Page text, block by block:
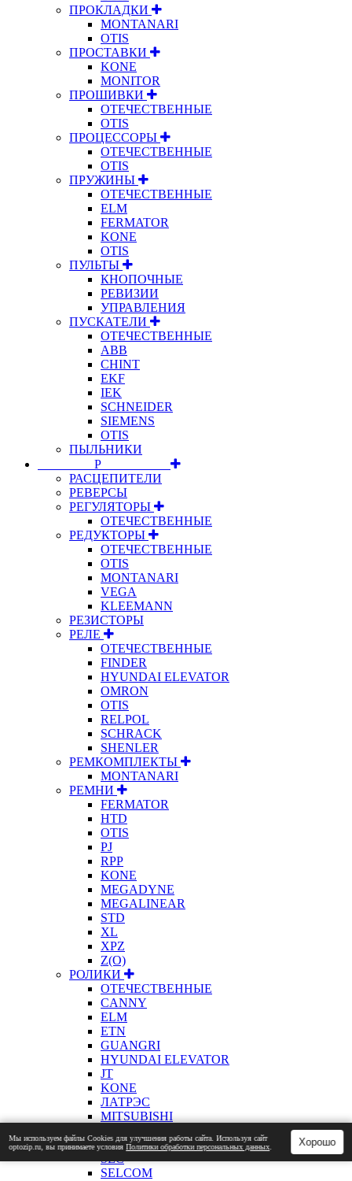
ПРОКЛАДКИ
MONTANARI
OTIS
ПРОСТАВКИ
KONE
MONITOR
ПРОШИВКИ
ОТЕЧЕСТВЕННЫЕ
OTIS
ПРОЦЕССОРЫ
ОТЕЧЕСТВЕННЫЕ
OTIS
ПРУЖИНЫ
ОТЕЧЕСТВЕННЫЕ
ELM
FERMATOR
KONE
OTIS
ПУЛЬТЫ
КНОПОЧНЫЕ
РЕВИЗИИ
УПРАВЛЕНИЯ
ПУСКАТЕЛИ
ОТЕЧЕСТВЕННЫЕ
ABB
CHINT
EKF
IEK
SCHNEIDER
SIEMENS
OTIS
ПЫЛЬНИКИ
⠀⠀⠀⠀⠀⠀Р⠀⠀⠀⠀⠀⠀⠀
РАСЦЕПИТЕЛИ
РЕВЕРСЫ
РЕГУЛЯТОРЫ
ОТЕЧЕСТВЕННЫЕ
РЕДУКТОРЫ
ОТЕЧЕСТВЕННЫЕ
OTIS
MONTANARI
VEGA
KLEEMANN
РЕЗИСТОРЫ
РЕЛЕ
ОТЕЧЕСТВЕННЫЕ
FINDER
HYUNDAI ELEVATOR
OMRON
OTIS
RELPOL
SCHRACK
SHENLER
РЕМКОМПЛЕКТЫ
MONTANARI
РЕМНИ
FERMATOR
HTD
OTIS
PJ
RPP
KONE
MEGADYNE
MEGALINEAR
STD
XL
XPZ
Z(О)
РОЛИКИ
ОТЕЧЕСТВЕННЫЕ
CANNY
ELM
ETN
GUANGRI
HYUNDAI ELEVATOR
JT
KONE
ЛАТРЭС
MITSUBISHI
PRISMA
SEC
SELCOM
Мы используем файлы Сookies для улучшения работы сайта. Используя сайт
optozip.ru, вы принимаете условияПолитики обработки персональных данных Хорошо